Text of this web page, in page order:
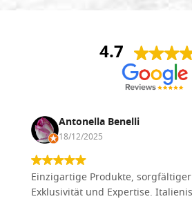
4.7
Antonella Benelli
18/12/2025
Einzigartige Produkte,
Exklusivität und Expertise.